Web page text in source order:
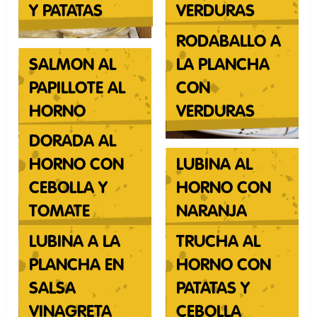
Y PATATAS VERDURAS
SALMON AL
PAPILLOTE AL
HORNO
RODABALLO A
LA PLANCHA
CON
VERDURAS
DORADA AL
HORNO CON
CEBOLLA Y
TOMATE
LUBINA AL
HORNO CON
NARANJA
LUBINA A LA
PLANCHA EN
SALSA
VINAGRETA
TRUCHA AL
HORNO CON
PATATAS Y
CEBOLLA